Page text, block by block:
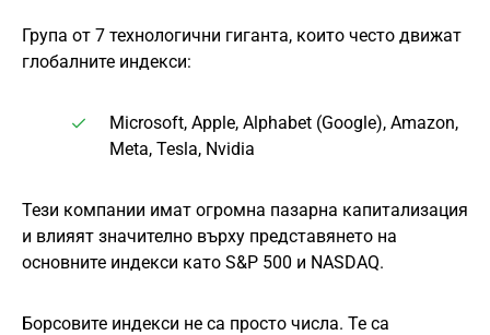
Група от 7 технологични гиганта, които често движат
глобалните индекси:
Microsoft, Apple, Alphabet (Google), Amazon,
Meta, Tesla, Nvidia
Тези компании имат огромна пазарна капитализация
и влияят значително върху представянето на
основните индекси като S&P 500 и NASDAQ.
Борсовите индекси не са просто числа. Те са